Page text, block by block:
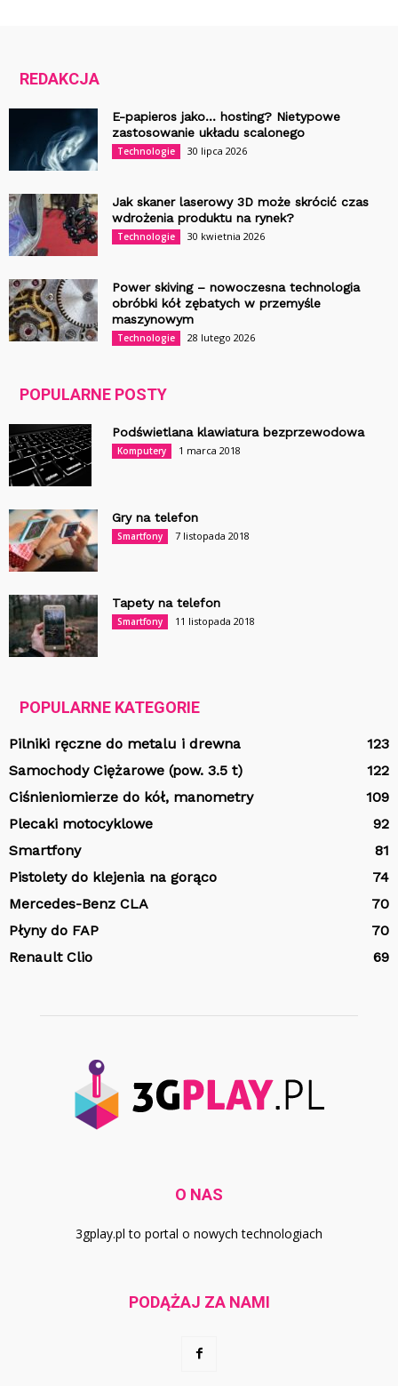
REDAKCJA
E-papieros jako… hosting? Nietypowe
zastosowanie układu scalonego
Technologie 30 lipca 2026
Jak skaner laserowy 3D może skrócić czas
wdrożenia produktu na rynek?
Technologie 30 kwietnia 2026
Power skiving – nowoczesna technologia
obróbki kół zębatych w przemyśle
maszynowym
Technologie 28 lutego 2026
POPULARNE POSTY
Podświetlana klawiatura bezprzewodowa
Komputery 1 marca 2018
Gry na telefon
Smartfony 7 listopada 2018
Tapety na telefon
Smartfony 11 listopada 2018
POPULARNE KATEGORIE
Pilniki ręczne do metalu i drewna
123
Samochody Ciężarowe (pow. 3.5 t)
122
Ciśnieniomierze do kół, manometry
109
Plecaki motocyklowe
92
Smartfony
81
Pistolety do klejenia na gorąco
74
Mercedes-Benz CLA
70
Płyny do FAP
70
Renault Clio
69
O NAS
3gplay.pl to portal o nowych technologiach
PODĄŻAJ ZA NAMI